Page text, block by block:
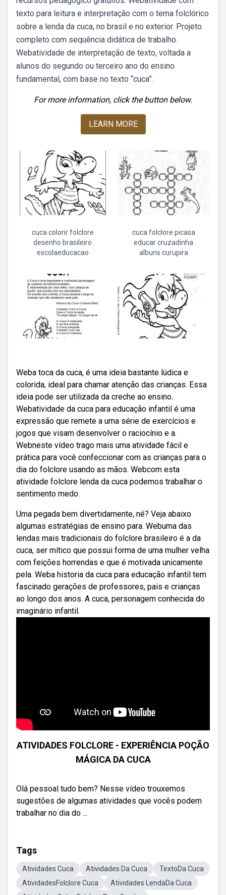
texto para leitura e interpretação com o tema folclórico
sobre a lenda da cuca, no brasil e no exterior. Projeto
completo com sequência didática de trabalho.
Webatividade de interpretação de texto, voltada a
alunos do segundo ou terceiro ano do ensino
fundamental, com base no texto “cuca”.
For more information, click the button below.
LEARN MORE
cuca colorir folclore
desenho brasileiro
escolaeducacao
cuca folclore picasa
educar cruzadinha
albuns curupira
Weba toca da cuca, é uma ideia bastante lúdica e
colorida, ideal para chamar atenção das crianças. Essa
ideia pode ser utilizada da creche ao ensino.
Webatividade da cuca para educação infantil é uma
expressão que remete a uma série de exercícios e
jogos que visam desenvolver o raciocínio e a.
Webneste vídeo trago mais uma atividade fácil e
prática para você confeccionar com as crianças para o
dia do folclore usando as mãos. Webcom esta
atividade folclore lenda da cuca podemos trabalhar o
sentimento medo.
Uma pegada bem divertidamente, né? Veja abaixo
algumas estratégias de ensino para. Webuma das
lendas mais tradicionais do folclore brasileiro é a da
cuca, ser mítico que possui forma de uma mulher velha
com feições horrendas e que é motivada unicamente
pela. Weba historia da cuca para educação infantil tem
fascinado gerações de professores, pais e crianças
ao longo dos anos. A cuca, personagem conhecida do
imaginário infantil.
ATIVIDADES FOLCLORE - EXPERIÊNCIA POÇÃO
MÁGICA DA CUCA
Olá pessoal tudo bem? Nesse vídeo trouxemos
sugestões de algumas atividades que vocês podem
trabalhar no dia do ...
Tags
Atividades Cuca Atividades Da Cuca
TextoDa Cuca
AtividadesFolclore Cuca
Atividades LendaDa Cuca